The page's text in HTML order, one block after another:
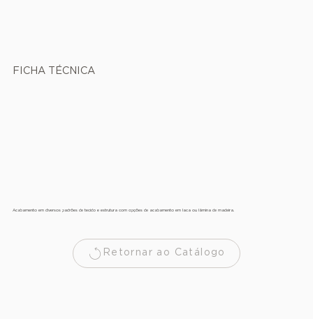
FICHA TÉCNICA
Acabamento em diversos padrões de tecido e estrutura com opções de acabamento em laca ou lâmina de madeira.
Retornar ao Catálogo